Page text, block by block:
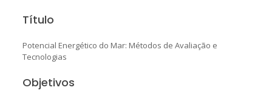
Título
Potencial Energético do Mar: Métodos de Avaliação e
Tecnologias
Objetivos